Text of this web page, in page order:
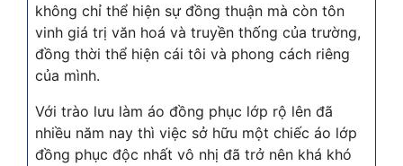
không chỉ thể hiện sự đồng thuận mà còn tôn
vinh giá trị văn hoá và truyền thống của trường,
đồng thời thể hiện cái tôi và phong cách riêng
của mình.
Với trào lưu làm áo đồng phục lớp rộ lên đã
nhiều năm nay thì việc sở hữu một chiếc áo lớp
đồng phục độc nhất vô nhị đã trở nên khá khó